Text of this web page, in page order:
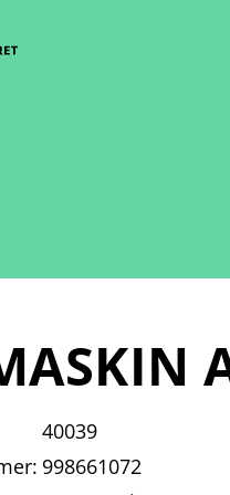
40039
998661072